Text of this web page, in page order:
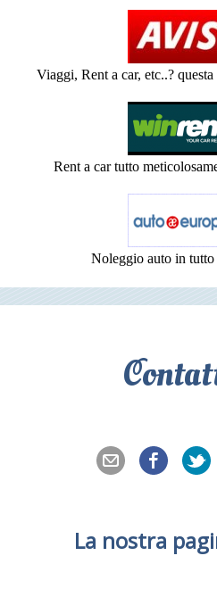
Viaggi, Rent a car, etc..?
Rent a car tutto
Noleggio auto in
La nostra